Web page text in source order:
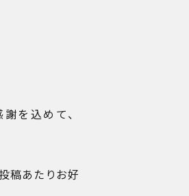
を込めて、
稿あたりお好